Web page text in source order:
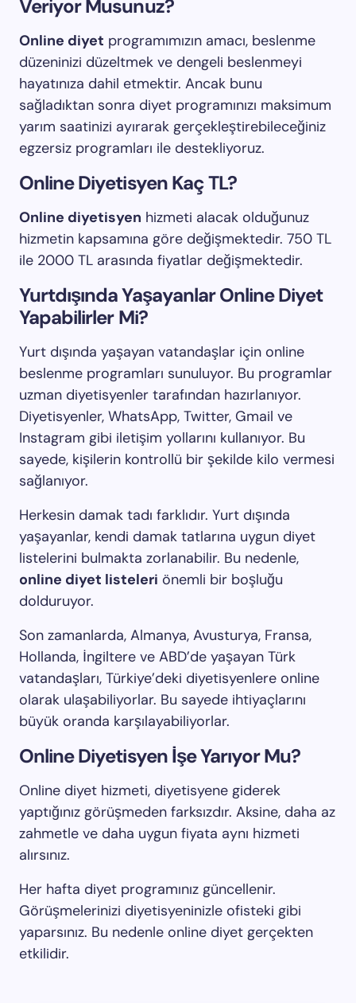
Veriyor Musunuz?
Online diyet programımızın amacı, beslenme
düzeninizi düzeltmek ve dengeli beslenmeyi
hayatınıza dahil etmektir. Ancak bunu
sağladıktan sonra diyet programınızı maksimum
yarım saatinizi ayırarak gerçekleştirebileceğiniz
egzersiz programları ile destekliyoruz.
Online Diyetisyen Kaç TL?
Online diyetisyen hizmeti alacak olduğunuz
hizmetin kapsamına göre değişmektedir. 750 TL
ile 2000 TL arasında fiyatlar değişmektedir.
Yurtdışında Yaşayanlar Online Diyet
Yapabilirler Mi?
Yurt dışında yaşayan vatandaşlar için online
beslenme programları sunuluyor. Bu programlar
uzman diyetisyenler tarafından hazırlanıyor.
Diyetisyenler, WhatsApp, Twitter, Gmail ve
Instagram gibi iletişim yollarını kullanıyor. Bu
sayede, kişilerin kontrollü bir şekilde kilo vermesi
sağlanıyor.
Herkesin damak tadı farklıdır. Yurt dışında
yaşayanlar, kendi damak tatlarına uygun diyet
listelerini bulmakta zorlanabilir. Bu nedenle,
online diyet listeleri önemli bir boşluğu
dolduruyor.
Son zamanlarda, Almanya, Avusturya, Fransa,
Hollanda, İngiltere ve ABD’de yaşayan Türk
vatandaşları, Türkiye’deki diyetisyenlere online
olarak ulaşabiliyorlar. Bu sayede ihtiyaçlarını
büyük oranda karşılayabiliyorlar.
Online Diyetisyen İşe Yarıyor Mu?
Online diyet hizmeti, diyetisyene giderek
yaptığınız görüşmeden farksızdır. Aksine, daha az
zahmetle ve daha uygun fiyata aynı hizmeti
alırsınız.
Her hafta diyet programınız güncellenir.
Görüşmelerinizi diyetisyeninizle ofisteki gibi
yaparsınız. Bu nedenle online diyet gerçekten
etkilidir.